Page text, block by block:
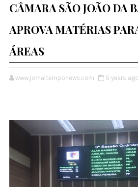
CÂMARA SÃO JOÃO DA
APROVA MATÉRIAS
ÁREAS
www.jornaltemponews.com 5 years ago